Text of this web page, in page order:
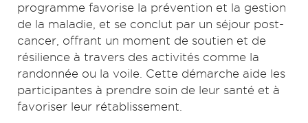
programme favorise la prévention et la gestion
de la maladie, et se conclut par un séjour post-
cancer, offrant un moment de soutien et de
résilience à travers des activités comme la
randonnée ou la voile. Cette démarche aide les
participantes à prendre soin de leur santé et à
favoriser leur rétablissement.